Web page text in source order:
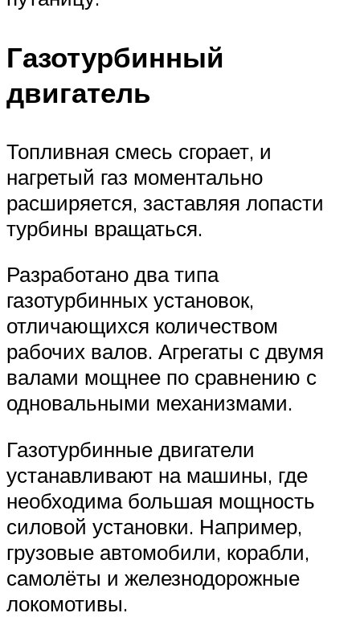
Газотурбинный
двигатель
Топливная смесь сгорает, и
нагретый газ моментально
расширяется, заставляя лопасти
турбины вращаться.
Разработано два типа
газотурбинных установок,
отличающихся количеством
рабочих валов. Агрегаты с двумя
валами мощнее по сравнению с
одновальными механизмами.
Газотурбинные двигатели
устанавливают на машины, где
необходима большая мощность
силовой установки. Например,
грузовые автомобили, корабли,
самолёты и железнодорожные
локомотивы.